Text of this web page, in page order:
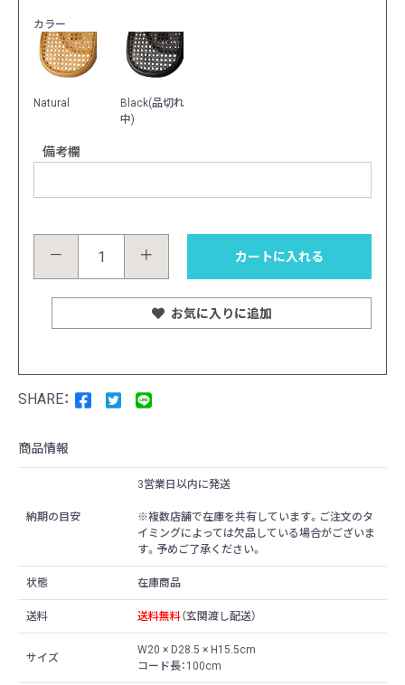
カラー
Natural
Black(品切れ
中)
備考欄
－ ＋ カートに入れる
お気に入りに追加
商品情報
納期の目安
3営業日以内に発送
※複数店舗で在庫を共有しています。ご注文のタ
イミングによっては欠品している場合がございま
す。予めご了承ください。
状態 在庫商品
送料 送料無料（玄関渡し配送）
サイズ
W20 × D28.5 × H15.5cm
コード長：100cm